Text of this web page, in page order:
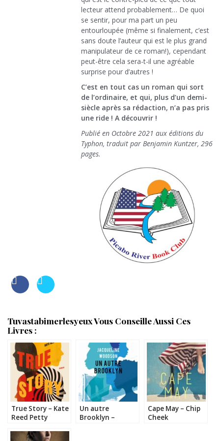
lecteur attend probablement… De quoi
se sentir, pour ma part un peu
entourloupée (même si finalement, c’est
sans doute l’auteur qui est le plus grand
manipulateur de ce roman!), cependant
peut-être cela sera-t-il une agréable
surprise pour d’autres !
C’est en tout cas un roman qui sort
de l’ordinaire, et qui, plus d’un demi-
siècle après sa rédaction, n’a pas pris
une ride ! A découvrir !
Publié en Octobre 2021 aux éditions du
Typhon, traduit par Benjamin Kuntzer, 296
pages.
Tuvastabimerlesyeux Vous Conseille Aussi Ces
Livres :
True Story – Kate
Reed Petty
Un autre
Brooklyn –
Cape May – Chip
Cheek